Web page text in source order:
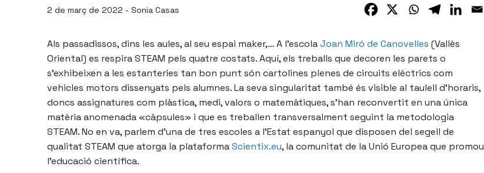
2 de març de 2022 - Sonia Casas
Als passadissos, dins les aules, al seu espai maker,… A l’escolaJoan Miró de Canovelles (Vallès
Oriental) es respira STEAM pels quatre costats. Aquí, els treballs que decoren les parets o
s’exhibeixen a les estanteries tan bon punt són cartolines plenes de circuits elèctrics com
vehicles motors dissenyats pels alumnes. La seva singularitat també és visible al taulell d’horaris,
doncs assignatures com plàstica, medi, valors o matemàtiques, s’han reconvertit en una única
matèria anomenada «càpsules» i que es treballen transversalment seguint la metodologia
STEAM. No en va, parlem d’una de tres escoles a l’Estat espanyol que disposen del segell de
qualitat STEAM que atorga la plataformaScientix.eu, la comunitat de la Unió Europea que promou
l’educació científica.